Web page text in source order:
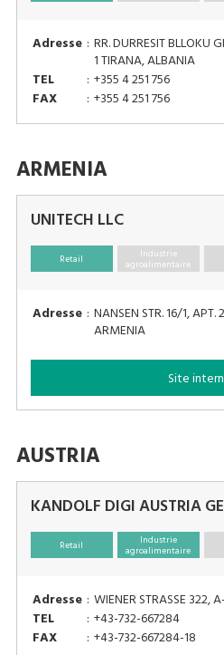
Adresse : RR. DURRESIT BLLOKU
1 TIRANA, ALBANIA
TEL
: +355 4 251 756
FAX
: +355 4 251 756
ARMENIA
UNITECH LLC
Retail Industrie
agroalimentaire
Adresse : NANSEN STR. 16/1,
ARMENIA
Site
AUSTRIA
KANDOLF DIGI AUSTRIA
Retail Industrie
agroalimentaire
Adresse : WIENER STRASSE 322,
TEL
: +43-732-667284
FAX
: +43-732-667284-18